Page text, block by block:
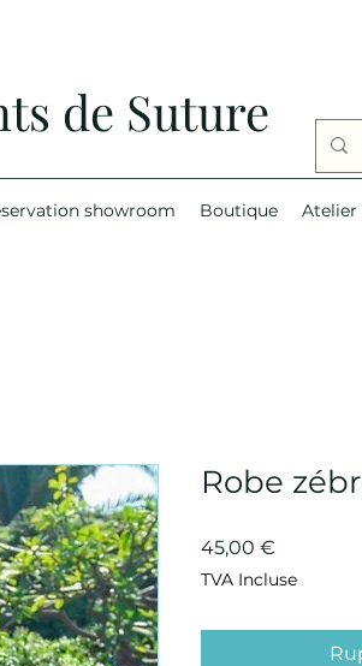
de Suture
showroom Boutique Atelier
Robe
45,00 €
TVA Incluse